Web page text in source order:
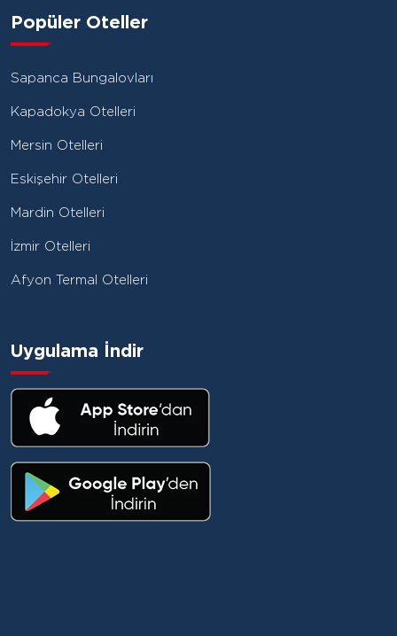
Popüler Oteller
Sapanca Bungalovları
Kapadokya Otelleri
Mersin Otelleri
Eskişehir Otelleri
Mardin Otelleri
İzmir Otelleri
Afyon Termal Otelleri
Uygulama İndir